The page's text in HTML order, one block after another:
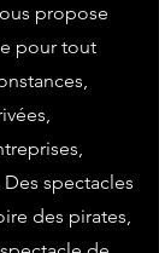
propose
pour tout
spectacles
des pirates,